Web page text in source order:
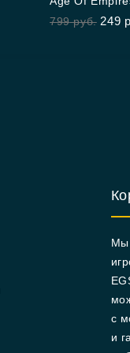
out of 5
799руб. 249
Мы
с
и